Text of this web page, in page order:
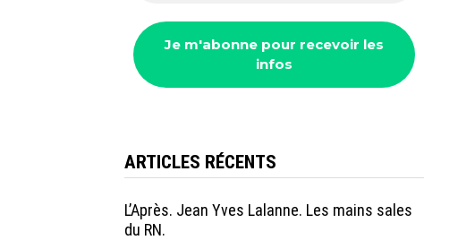
ARTICLES RÉCENTS
L’Après. Jean Yves Lalanne. Les mains sales
du RN.